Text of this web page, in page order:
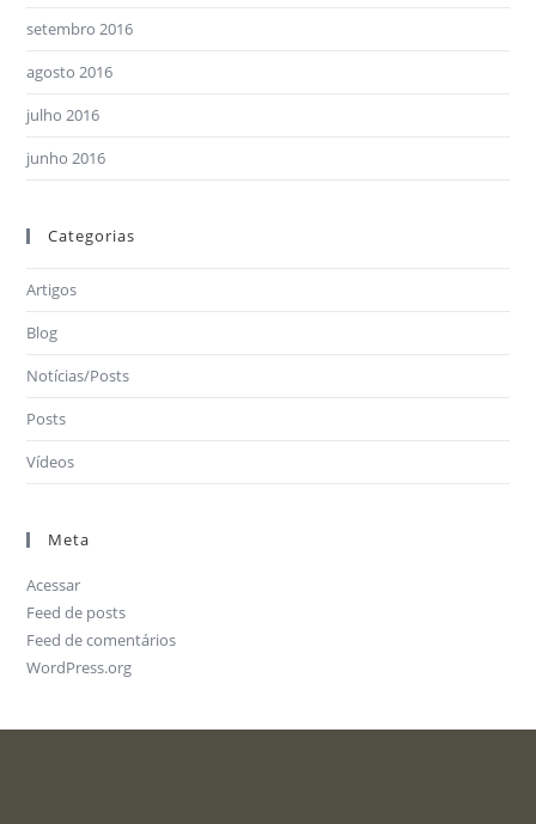
setembro 2016
agosto 2016
julho 2016
junho 2016
Categorias
Artigos
Blog
Notícias/Posts
Posts
Vídeos
Meta
Acessar
Feed de posts
Feed de comentários
WordPress.org